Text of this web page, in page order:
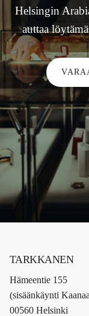
Helsingin
auttaa
TARKKANEN
Hämeentie 155
(sisäänkäynti
00560 Helsinki